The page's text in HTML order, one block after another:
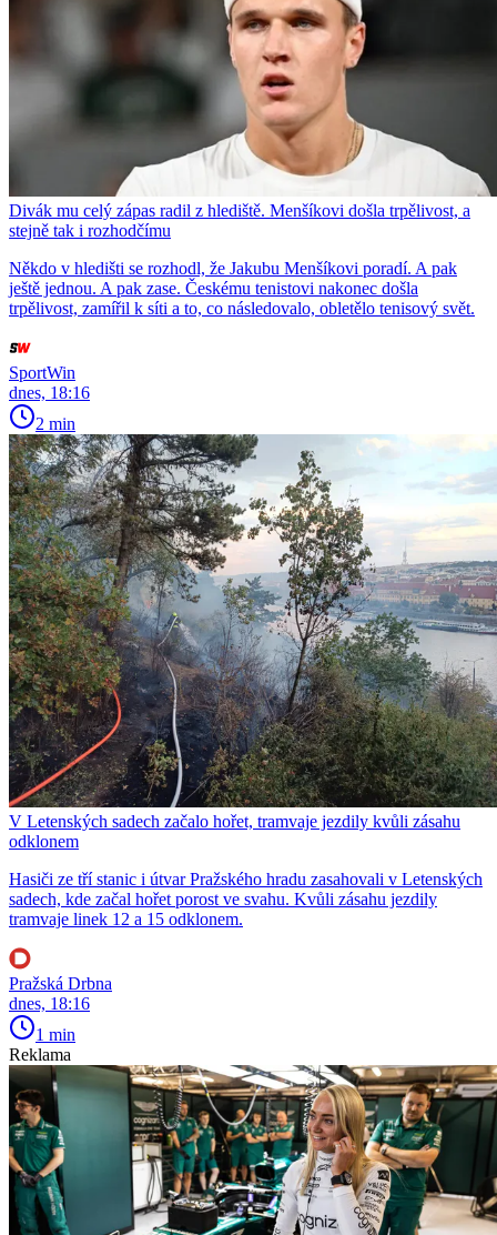
Divák mu celý zápas radil z hlediště. Menšíkovi došla trpělivost, a
stejně tak i rozhodčímu
Někdo v hledišti se rozhodl, že Jakubu Menšíkovi poradí. A pak
ještě jednou. A pak zase. Českému tenistovi nakonec došla
trpělivost, zamířil k síti a to, co následovalo, obletělo tenisový svět.
SportWin
dnes, 18:16
2 min
V Letenských sadech začalo hořet, tramvaje jezdily kvůli zásahu
odklonem
Hasiči ze tří stanic i útvar Pražského hradu zasahovali v Letenských
sadech, kde začal hořet porost ve svahu. Kvůli zásahu jezdily
tramvaje linek 12 a 15 odklonem.
Pražská Drbna
dnes, 18:16
1 min
Reklama